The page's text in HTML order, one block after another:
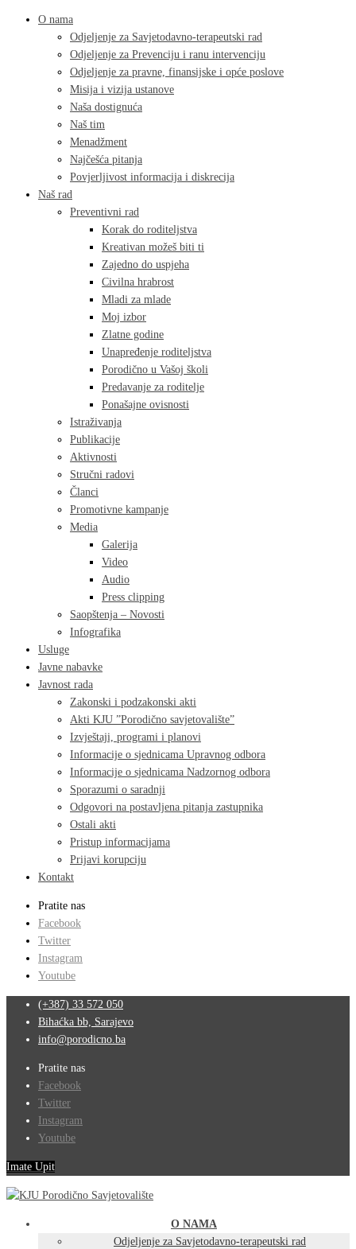
O nama
Odjeljenje za Savjetodavno-terapeutski rad
Odjeljenje za Prevenciju i ranu intervenciju
Odjeljenje za pravne, finansijske i opće poslove
Misija i vizija ustanove
Naša dostignuća
Naš tim
Menadžment
Najčešća pitanja
Povjerljivost informacija i diskrecija
Naš rad
Preventivni rad
Korak do roditeljstva
Kreativan možeš biti ti
Zajedno do uspjeha
Civilna hrabrost
Mladi za mlade
Moj izbor
Zlatne godine
Unapređenje roditeljstva
Porodično u Vašoj školi
Predavanje za roditelje
Ponašajne ovisnosti
Istraživanja
Publikacije
Aktivnosti
Stručni radovi
Članci
Promotivne kampanje
Media
Galerija
Video
Audio
Press clipping
Saopštenja – Novosti
Infografika
Usluge
Javne nabavke
Javnost rada
Zakonski i podzakonski akti
Akti KJU ”Porodično savjetovalište”
Izvještaji, programi i planovi
Informacije o sjednicama Upravnog odbora
Informacije o sjednicama Nadzornog odbora
Sporazumi o saradnji
Odgovori na postavljena pitanja zastupnika
Ostali akti
Pristup informacijama
Prijavi korupciju
Kontakt
Pratite nas
Facebook
Twitter
Instagram
Youtube
(+387) 33 572 050
Bihaćka bb, Sarajevo
info@porodicno.ba
Pratite nas
Facebook
Twitter
Instagram
Youtube
Imate Upit
O NAMA
Odjeljenje za Savjetodavno-terapeutski rad